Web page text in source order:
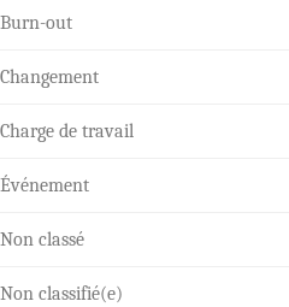
Burn-out
Changement
Charge de travail
Événement
Non classé
Non classifié(e)